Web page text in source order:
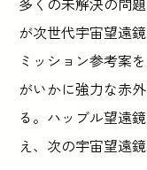
が次世代宇宙望遠
ミッション参考案
がいかに強力な赤
る。ハッブル望遠
え、次の宇宙望遠